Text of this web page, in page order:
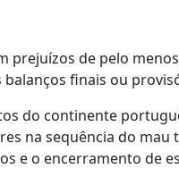
prejuízos de pelo
finais ou
do continente
na sequência do
e o encerramento de